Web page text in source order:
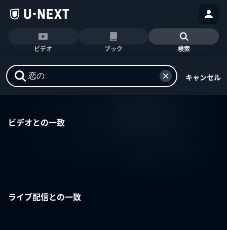
ビデオ ブック 検索
キャンセル
ビデオとの一致
ライブ配信との一致